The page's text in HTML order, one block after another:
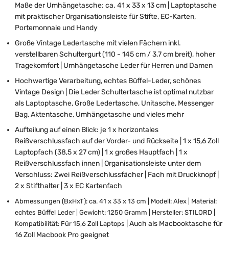
Maße der Umhängetasche: ca. 41 x 33 x 13 cm | Laptoptasche
mit praktischer Organisationsleiste für Stifte, EC-Karten,
Portemonnaie und Handy
Große Vintage Ledertasche mit vielen Fächern inkl.
verstellbaren Schultergurt (110 - 145 cm / 3,7 cm breit), hoher
Tragekomfort | Umhängetasche Leder für Herren und Damen
Hochwertige Verarbeitung, echtes Büffel-Leder, schönes
Vintage Design | Die Leder Schultertasche ist optimal nutzbar
als Laptoptasche, Große Ledertasche, Unitasche, Messenger
Bag, Aktentasche, Umhängetasche und vieles mehr
Aufteilung auf einen Blick: je 1 x horizontales
Reißverschlussfach auf der Vorder- und Rückseite | 1 x 15,6 Zoll
Laptopfach (38,5 x 27 cm) | 1 x großes Hauptfach | 1 x
Reißverschlussfach innen | Organisationsleiste unter dem
Verschluss: Zwei Reißverschlussfächer | Fach mit Druckknopf |
2 x Stifthalter | 3 x EC Kartenfach
Abmessungen (BxHxT): ca. 41 x 33 x 13 cm | Modell: Alex | Material:
echtes Büffel Leder | Gewicht: 1250 Gramm | Hersteller: STILORD |
Kompatibilität: Für 15,6 Zoll Laptops
| Auch als Macbooktasche für
16 Zoll Macbook Pro geeignet